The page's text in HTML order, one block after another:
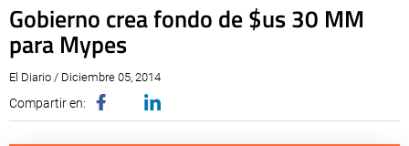
Gobierno crea fondo de $us 30 MM
para Mypes
El Diario / Diciembre 05, 2014
Compartir en: